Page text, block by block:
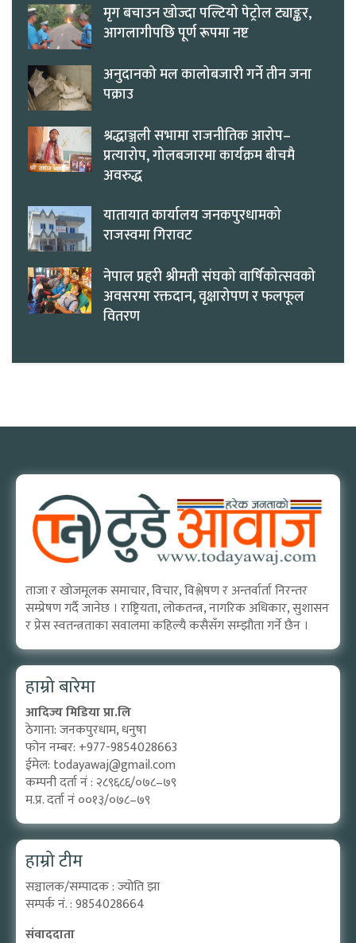
मृग बचाउन खोज्दा पल्टियो पेट्रोल ट्याङ्कर,
आगलागीपछि पूर्ण रूपमा नष्ट
अनुदानको मल कालोबजारी गर्ने तीन जना
पक्राउ
श्रद्धाञ्जली सभामा राजनीतिक आरोप–
प्रत्यारोप, गोलबजारमा कार्यक्रम बीचमै
अवरुद्ध
यातायात कार्यालय जनकपुरधामको
राजस्वमा गिरावट
नेपाल प्रहरी श्रीमती संघको वार्षिकोत्सवको
अवसरमा रक्तदान, वृक्षारोपण र फलफूल
वितरण
ताजा र खोजमूलक समाचार, विचार, विश्लेषण र अन्तर्वार्ता निरन्तर
सम्प्रेषण गर्दै जानेछ । राष्ट्रियता, लोकतन्त्र, नागरिक अधिकार, सुशासन
र प्रेस स्वतन्त्रताका सवालमा कहिल्यै कसैसँग सम्झौता गर्ने छैन ।
हाम्रो बारेमा
आदिज्य मिडिया प्रा.लि
ठेगाना: जनकपुरधाम, धनुषा
फोन नम्बर: +977-9854028663
ईमेल: todayawaj@gmail.com
कम्पनी दर्ता नं : २८९६८६/०७८–७९
म.प्र. दर्ता नं ००१३/०७८–७९
हाम्रो टीम
सञ्चालक/सम्पादक : ज्योति झा
सम्पर्क नं. : 9854028664
संवाददाता